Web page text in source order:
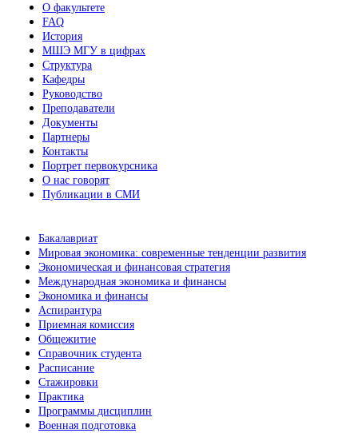
О факультете
FAQ
История
МШЭ МГУ в цифрах
Структура
Кафедры
Руководство
Преподаватели
Документы
Партнеры
Контакты
Портрет первокурсника
О нас говорят
Публикации в СМИ
Бакалавриат
Мировая экономика: современные тенденции развития
Экономическая и финансовая стратегия
Международная экономика и финансы
Экономика и финансы
Аспирантура
Приемная комиссия
Общежитие
Справочник студента
Расписание
Стажировки
Практика
Программы дисциплин
Военная подготовка